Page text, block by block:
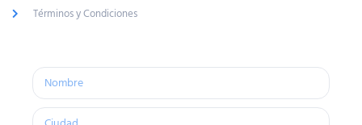
Términos y Condiciones